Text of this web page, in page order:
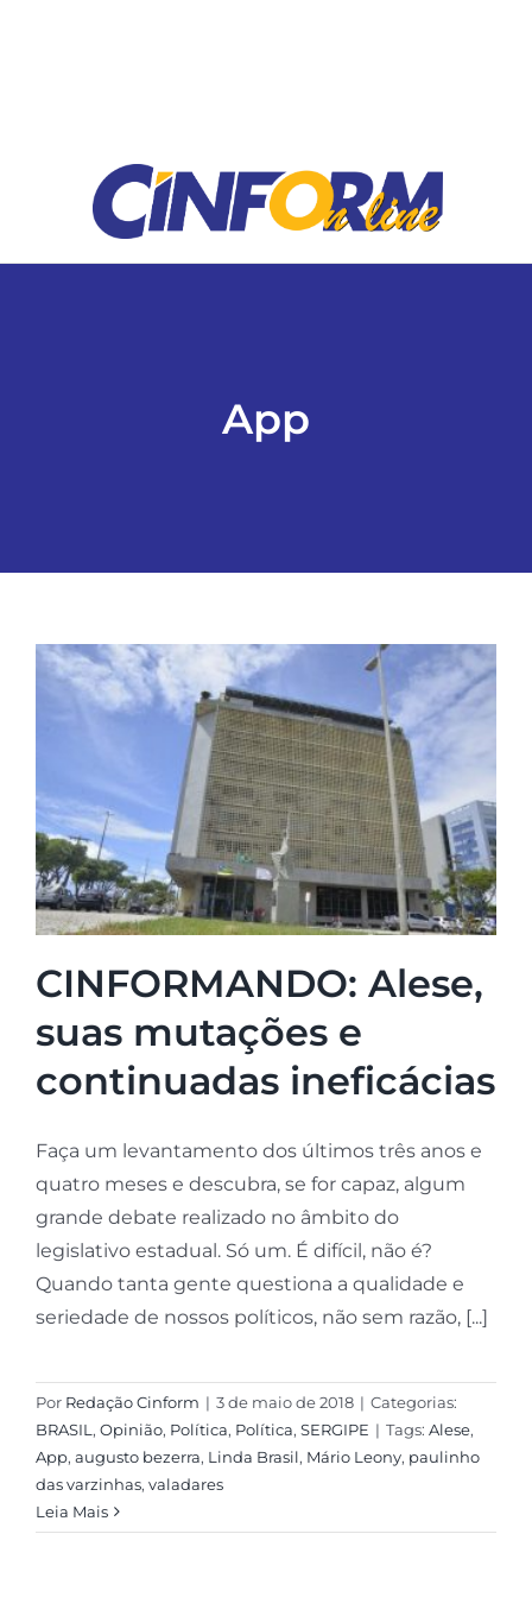
Classificados
App
CINFORMANDO: Alese,
suas mutações e
continuadas ineficácias
Faça um levantamento dos últimos três anos e
quatro meses e descubra, se for capaz, algum
grande debate realizado no âmbito do
legislativo estadual. Só um. É difícil, não é?
Quando tanta gente questiona a qualidade e
seriedade de nossos políticos, não sem razão, [...]
Por Redação Cinform | 3 de maio de 2018 | Categorias:
BRASIL, Opinião, Política, Política, SERGIPE | Tags: Alese,
App, augusto bezerra, Linda Brasil, Mário Leony, paulinho
das varzinhas, valadares
Leia Mais